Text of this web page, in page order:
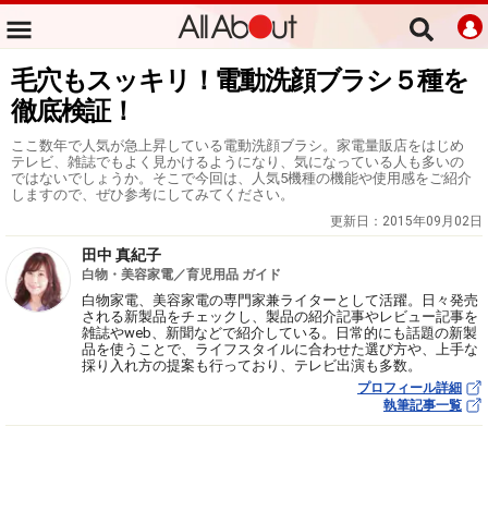
毛穴もスッキリ！電動洗顔ブラシ５種を
徹底検証！
ここ数年で人気が急上昇している電動洗顔ブラシ。家電量販店をはじめ
テレビ、雑誌でもよく見かけるようになり、気になっている人も多いの
ではないでしょうか。そこで今回は、人気5機種の機能や使用感をご紹介
しますので、ぜひ参考にしてみてください。
更新日： 2015年09月02日
田中 真紀子
白物・美容家電／育児用品 ガイド
白物家電、美容家電の専門家兼ライターとして活躍。日々発売
される新製品をチェックし、製品の紹介記事やレビュー記事を
雑誌やweb、新聞などで紹介している。日常的にも話題の新製
品を使うことで、ライフスタイルに合わせた選び方や、上手な
採り入れ方の提案も行っており、テレビ出演も多数。
プロフィール詳細
執筆記事一覧